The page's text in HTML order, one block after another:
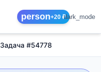
person+20 ₽dark_mode
Задача #54778